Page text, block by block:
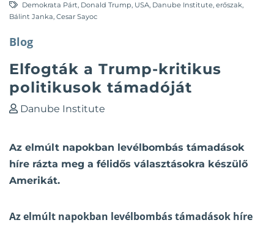
Demokrata Párt, Donald Trump, USA, Danube Institute, erőszak,
Bálint Janka, Cesar Sayoc
Blog
Elfogták a Trump-kritikus
politikusok támadóját
Danube Institute
Az elmúlt napokban levélbombás támadások
híre rázta meg a félidős választásokra készülő
Amerikát.
Az elmúlt napokban levélbombástámadások híre